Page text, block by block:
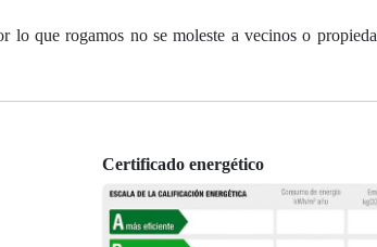
que rogamos no se moleste a vecinos o
Certificado energético